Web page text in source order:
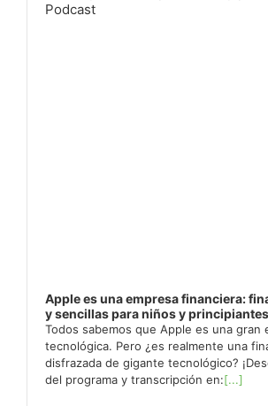
Apple es una empresa financiera:
y sencillas para niños y
Todos sabemos que Apple es una gran
tecnológica. Pero ¿es realmente una
disfrazada de gigante tecnológico?
del programa y transcripción en:[...]